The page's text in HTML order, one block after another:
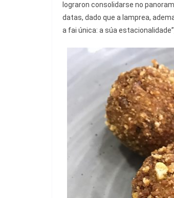
lograron consolidarse no
datas, dado que a lamprea,
a fai única: a súa